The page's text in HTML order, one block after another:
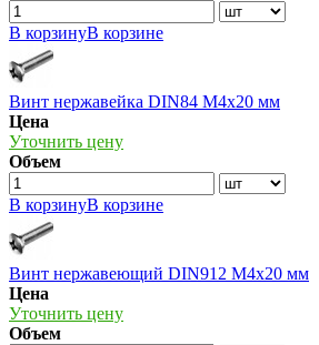
В корзинуВ корзине
Винт нержавейка DIN84 М4х20 мм
Цена
Уточнить цену
Объем
В корзинуВ корзине
Винт нержавеющий DIN912 М4х20 мм
Цена
Уточнить цену
Объем